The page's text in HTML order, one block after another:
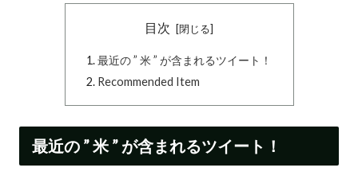
目次
最近の ” 米 ” が含まれるツイート！
Recommended Item
最近の ” 米 ” が含まれるツイート！